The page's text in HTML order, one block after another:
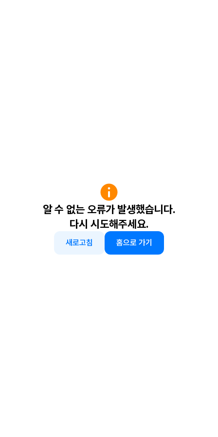
알 수 없는 오류가 발생했습니다.
다시 시도해주세요.
새로고침 홈으로 가기